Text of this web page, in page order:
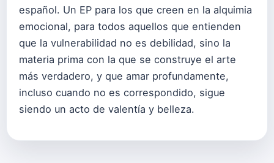
español. Un EP para los que creen en la alquimia
emocional, para todos aquellos que entienden
que la vulnerabilidad no es debilidad, sino la
materia prima con la que se construye el arte
más verdadero, y que amar profundamente,
incluso cuando no es correspondido, sigue
siendo un acto de valentía y belleza.